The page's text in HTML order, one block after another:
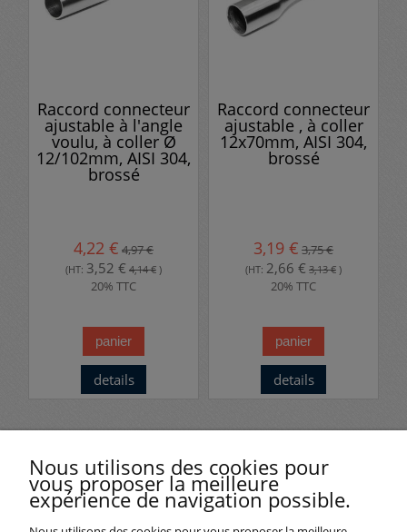
Raccord connecteur
ajustable à l'angle
voulu, à coller Ø
12/102mm, AISI 304,
brossé
4,22 € 4,97 €
(HT: 3,52 € 4,14 € )
20% TTC
panier
details
Raccord connecteur
ajustable , à coller
12x70mm, AISI 304,
brossé
3,19 € 3,75 €
(HT: 2,66 € 3,13 € )
20% TTC
panier
details
Nous utilisons des cookies pour
vous proposer la meilleure
expérience de navigation possible.